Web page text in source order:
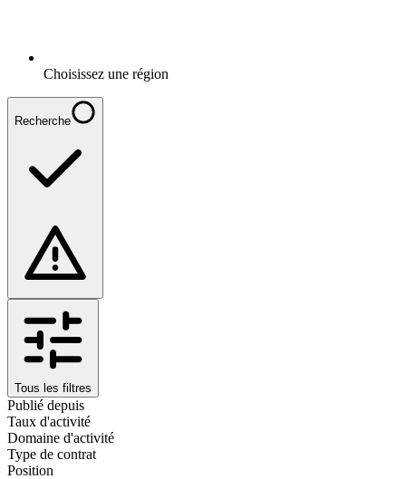
Choisissez une région
Recherche
Tous les filtres
Publié depuis
Taux d'activité
Domaine d'activité
Type de contrat
Position